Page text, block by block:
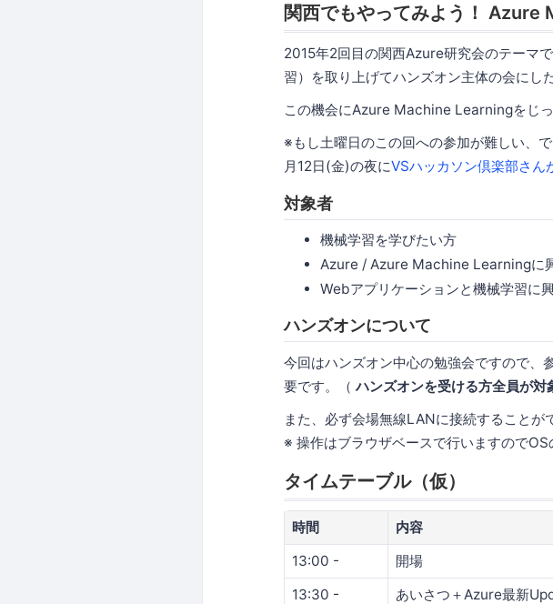
関西でもやってみよう！
2015年2回目の関西Azure研究会のテーマ
習）を取り上げてハンズオン主体の会にし
この機会にAzure Machine Learningをじ
※もし土曜日のこの回への参加が難しい、
月12日(金)の夜にVSハッカソン倶楽部さん
対象者
機械学習を学びたい方
Azure / Azure Machine Learningに
Webアプリケーションと機械学習に
ハンズオンについて
今回はハンズオン中心の勉強会ですので
要です。（ハンズオンを受ける方全員が対
また、必ず会場無線LANに接続することが
※ 操作はブラウザベースで行いますので
タイムテーブル（仮）
時間
内容
13:00 -
開場
13:30 -
あいさつ＋Azure最新